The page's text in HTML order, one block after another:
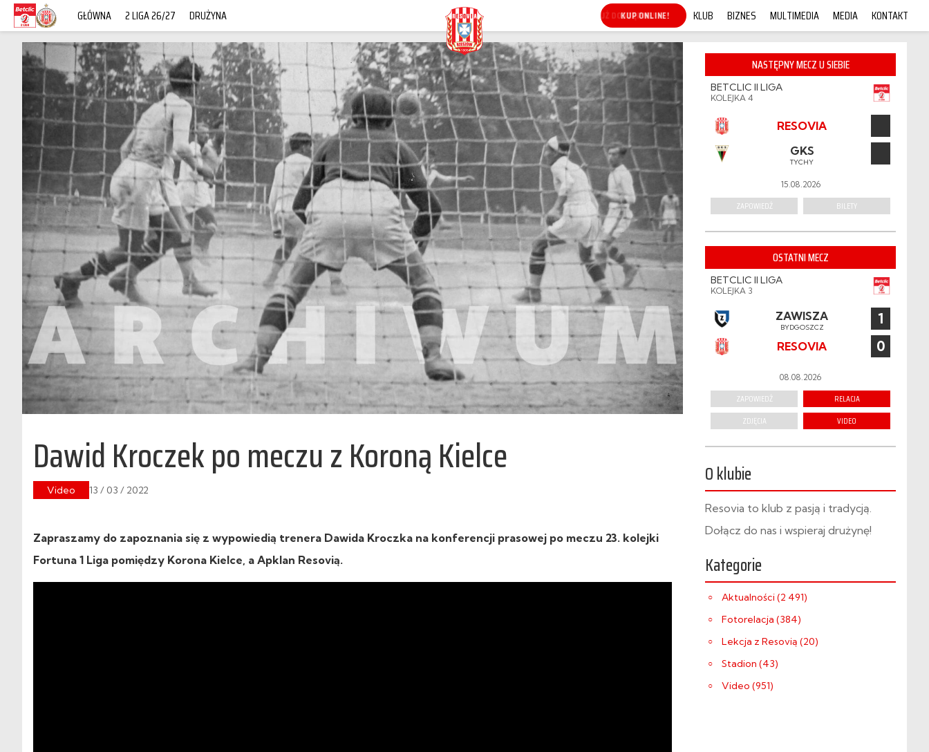
GŁÓWNA 2 LIGA 26/27 DRUŻYNA KUP ONLINE! KLUB BIZNES MULTIMEDIA MEDIA KONTAKT
Dawid Kroczek po meczu z Koroną Kielce
Video 13 / 03 / 2022
Zapraszamy do zapoznania się z wypowiedią trenera Dawida Kroczka na konferencji prasowej po meczu 23. kolejki
Fortuna 1 Liga pomiędzy Korona Kielce , a Apklan Resovią.
NASTĘPNY MECZ U SIEBIE
BETCLIC II LIGA
KOLEJKA 4
RESOVIA
GKS
TYCHY
15.08.2026
ZAPOWIEDŹ BILETY
OSTATNI MECZ
BETCLIC II LIGA
KOLEJKA 3
ZAWISZA
BYDGOSZCZ 1
RESOVIA 0
08.08.2026
ZAPOWIEDŹ
RELACJA
ZDJĘCIA
VIDEO
O klubie
Resovia to klub z pasją i tradycją.
Dołącz do nas i wspieraj drużynę!
Kategorie
Aktualności (2 491)
Fotorelacja (384)
Lekcja z Resovią (20)
Stadion (43)
Video (951)